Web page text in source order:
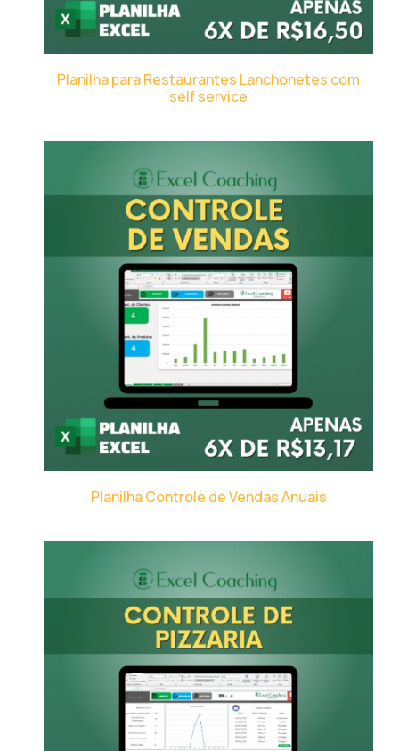
Planilha para Restaurantes Lanchonetes com
self service
Planilha Controle de Vendas Anuais